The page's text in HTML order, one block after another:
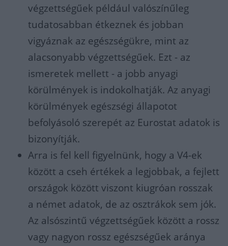
végzettségűek például valószínűleg
tudatosabban étkeznek és jobban
vigyáznak az egészségükre, mint az
alacsonyabb végzettségűek. Ezt - az
ismeretek mellett - a jobb anyagi
körülmények is indokolhatják. Az anyagi
körülmények egészségi állapotot
befolyásoló szerepét az Eurostat adatok is
bizonyítják.
Arra is fel kell figyelnünk, hogy a V4-ek
között a cseh értékek a legjobbak, a fejlett
országok között viszont kiugróan rosszak
a német adatok, de az osztrákok sem jók.
Az alsószintű végzettségűek között a rossz
vagy nagyon rossz egészségűek aránya